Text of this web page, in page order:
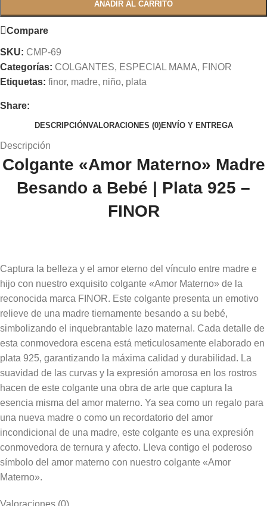
AÑADIR AL CARRITO
Compare
SKU: CMP-69
Categorías: COLGANTES, ESPECIAL MAMA, FINOR
Etiquetas: finor, madre, niño, plata
Share:
DESCRIPCIÓNVALORACIONES (0)ENVÍO Y ENTREGA
Descripción
Colgante «Amor Materno» Madre
Besando a Bebé | Plata 925 –
FINOR
Captura la belleza y el amor eterno del vínculo entre madre e
hijo con nuestro exquisito colgante «Amor Materno» de la
reconocida marca FINOR. Este colgante presenta un emotivo
relieve de una madre tiernamente besando a su bebé,
simbolizando el inquebrantable lazo maternal. Cada detalle de
esta conmovedora escena está meticulosamente elaborado en
plata 925, garantizando la máxima calidad y durabilidad. La
suavidad de las curvas y la expresión amorosa en los rostros
hacen de este colgante una obra de arte que captura la
esencia misma del amor materno. Ya sea como un regalo para
una nueva madre o como un recordatorio del amor
incondicional de una madre, este colgante es una expresión
conmovedora de ternura y afecto. Lleva contigo el poderoso
símbolo del amor materno con nuestro colgante «Amor
Materno».
Valoraciones (0)